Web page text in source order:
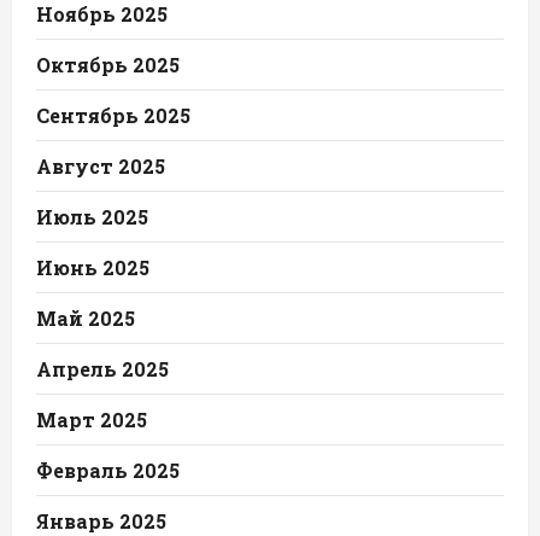
Ноябрь 2025
Октябрь 2025
Сентябрь 2025
Август 2025
Июль 2025
Июнь 2025
Май 2025
Апрель 2025
Март 2025
Февраль 2025
Январь 2025